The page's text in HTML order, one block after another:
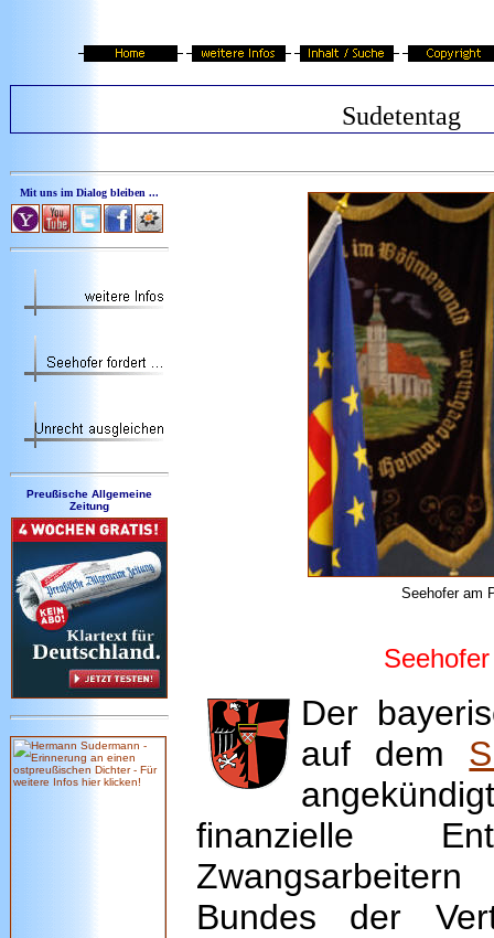
Sudetentag
Mit uns im Dialog bleiben ...
Preußische Allgemeine
Zeitung
Seehofer am
Der
auf dem
finanzielle
Bundes der